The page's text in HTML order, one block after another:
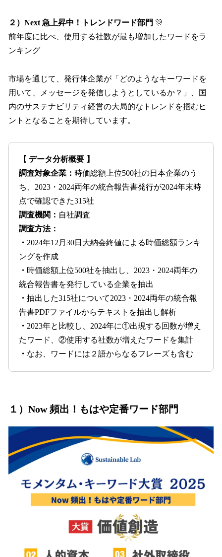
２）Next 急上昇中！トレンドワード部門 🎊
前年度に比べ、使用する社数が最も増加したワードをラ
ンキング
市場を通じて、発行体企業が「どのようなキーワードを
用いて、メッセージを発信しようとしているか？」、国
内のサステナビリティ経営の大局的なトレンドを掴むヒ
ントとなることを期待しています。
【 データ分析概要 】
調査対象企業： 時価総額上位500社の日本企業のう
ち、2023・2024両年の統合報告書発行が2024年末時
点で確認できた315社
調査機関： 自社調査
調査方法：
・ 2024年12月30日大納会終値による時価総額ランキ
ングを作成
・ 時価総額上位500社を抽出し、2023・2024両年の
統合報告書を発行している企業を抽出
・ 抽出した315社について2023・2024両年の統合報
告書PDFファイルからテキストを抽出し解析
・ 2023年と比較し、2024年に①出現する回数が増え
たワード、②使用する社数が増えたワードを集計
・ なお、ワードには２語からなるフレーズも含む
１）Now 頻出！もはや定番ワード部門